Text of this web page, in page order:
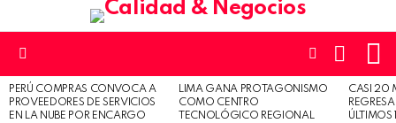
SWITCH
SKIN
CARRO
ÚLTIMAS
HISTORIAS
PERÚ COMPRAS CONVOCA A
PROVEEDORES DE SERVICIOS
EN LA NUBE POR ENCARGO
LIMA GANA PROTAGONISMO
COMO CENTRO
TECNOLÓGICO REGIONAL
CASI 20
ÚLTIMOS